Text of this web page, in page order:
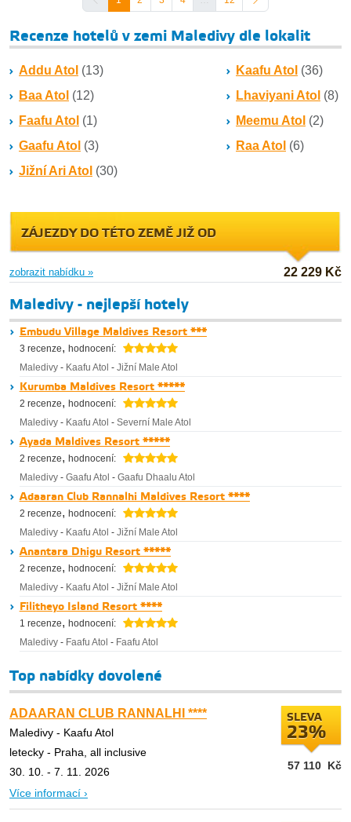
Recenze hotelů v zemi Maledivy dle lokalit
Addu Atol (13)
Baa Atol (12)
Faafu Atol (1)
Gaafu Atol (3)
Jižní Ari Atol (30)
Kaafu Atol (36)
Lhaviyani Atol (8)
Meemu Atol (2)
Raa Atol (6)
ZÁJEZDY DO TÉTO ZEMĚ JIŽ OD
zobrazit nabídku » 22 229 Kč
Maledivy - nejlepší hotely
Embudu Village Maldives Resort ***
3 recenze, hodnocení:
Maledivy - Kaafu Atol - Jižní Male Atol
Kurumba Maldives Resort *****
2 recenze, hodnocení:
Maledivy - Kaafu Atol - Severní Male Atol
Ayada Maldives Resort *****
2 recenze, hodnocení:
Maledivy - Gaafu Atol - Gaafu Dhaalu Atol
Adaaran Club Rannalhi Maldives Resort ****
2 recenze, hodnocení:
Maledivy - Kaafu Atol - Jižní Male Atol
Anantara Dhigu Resort *****
2 recenze, hodnocení:
Maledivy - Kaafu Atol - Jižní Male Atol
Filitheyo Island Resort ****
1 recenze, hodnocení:
Maledivy - Faafu Atol - Faafu Atol
Top nabídky dovolené
ADAARAN CLUB RANNALHI ****
Maledivy - Kaafu Atol
letecky - Praha, all inclusive
30. 10. - 7. 11. 2026
Více informací ›
SLEVA
23%
57 110 Kč